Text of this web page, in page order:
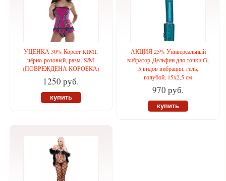
УЦЕНКА 30% Корсет KIMI,
чёрно-розовый, разм. S/M
(ПОВРЕЖДЕНА КОРОБКА)
1250 руб.
купить
АКЦИЯ 25% Универсальный
вибратор-Дельфин для точки G,
5 видов вибрации, гель,
голубой, 15х2,5 см
970 руб.
купить